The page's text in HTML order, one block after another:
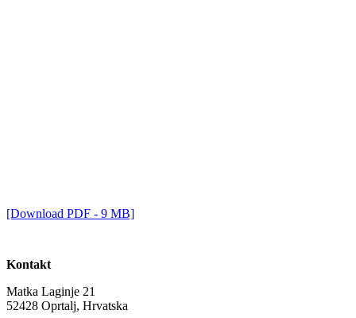
[Download PDF - 9 MB]
Kontakt
Matka Laginje 21
52428 Oprtalj, Hrvatska